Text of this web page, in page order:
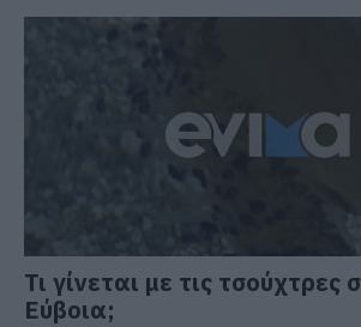
Τι γίνεται με τις τσούχτρες
Εύβοια;